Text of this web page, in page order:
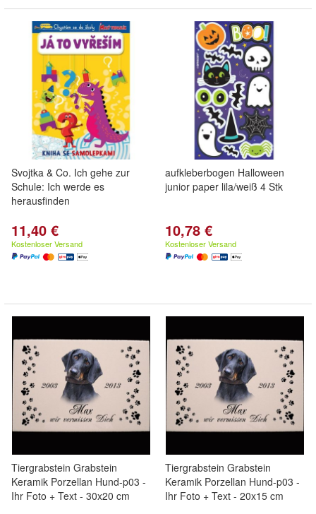
Svojtka & Co. Ich gehe zur
Schule: Ich werde es
herausfinden
11,40 €
Kostenloser Versand
aufkleberbogen Halloween
junior paper lila/weiß 4 Stk
10,78 €
Kostenloser Versand
Tiergrabstein Grabstein
Keramik Porzellan Hund-p03 -
Ihr Foto + Text - 30x20 cm
Tiergrabstein Grabstein
Keramik Porzellan Hund-p03 -
Ihr Foto + Text - 20x15 cm